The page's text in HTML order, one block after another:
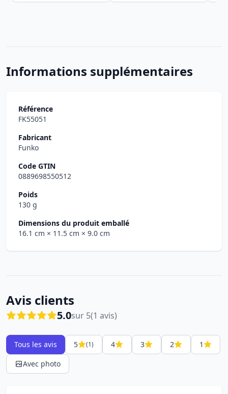
Informations supplémentaires
Référence
FK55051
Fabricant
Funko
Code GTIN
0889698550512
Poids
130 g
Dimensions du produit emballé
16.1 cm × 11.5 cm × 9.0 cm
Avis clients
5.0sur 5(1 avis)
Tous les avis 5 (1) 4 3 2
1
Avec photo